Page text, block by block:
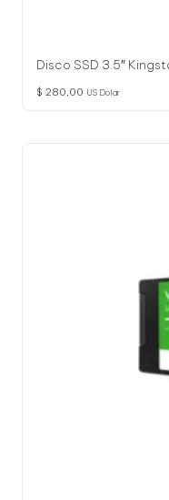
Disco SSD 3.5″
$ 280,00 US Dolar